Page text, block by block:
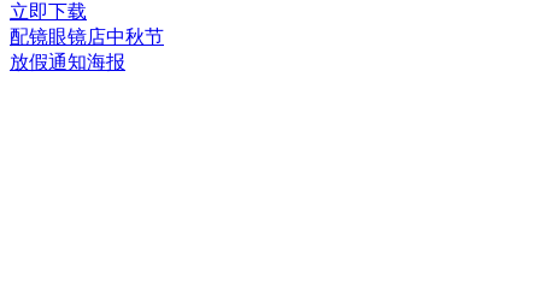
立即下载
配镜眼镜店中秋节
放假通知海报